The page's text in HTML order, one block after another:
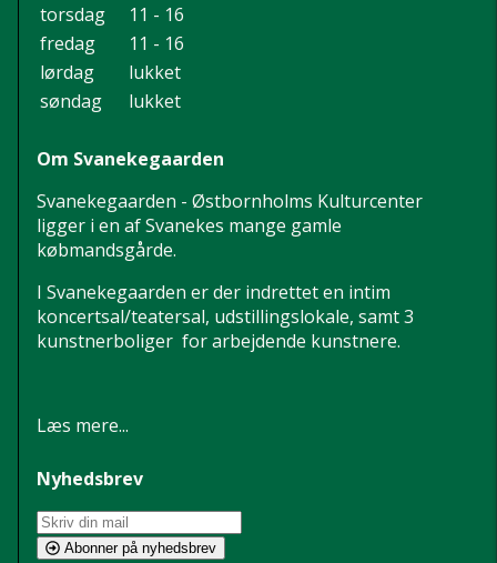
torsdag
11 - 16
fredag
11 - 16
lørdag
lukket
søndag
lukket
Om Svanekegaarden
Svanekegaarden - Østbornholms Kulturcenter
ligger i en af Svanekes mange gamle
købmandsgårde.
I Svanekegaarden er der indrettet en intim
koncertsal/teatersal, udstillingslokale, samt 3
kunstnerboliger for arbejdende kunstnere.
Læs mere...
Nyhedsbrev
Abonner på nyhedsbrev